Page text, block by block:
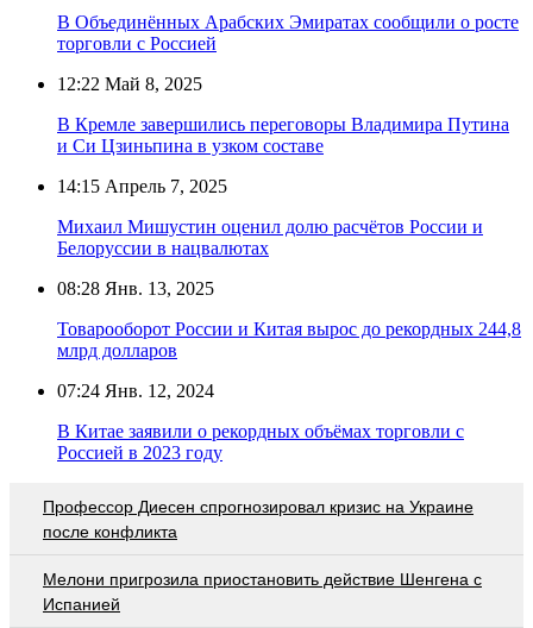
В Объединённых Арабских Эмиратах сообщили о росте
торговли с Россией
12:22 Май 8, 2025
В Кремле завершились переговоры Владимира Путина
и Си Цзиньпина в узком составе
14:15 Апрель 7, 2025
Михаил Мишустин оценил долю расчётов России и
Белоруссии в нацвалютах
08:28 Янв. 13, 2025
Товарооборот России и Китая вырос до рекордных 244,8
млрд долларов
07:24 Янв. 12, 2024
В Китае заявили о рекордных объёмах торговли с
Россией в 2023 году
Профессор Диесен спрогнозировал кризис на Украине
после конфликта
Мелони пригрозила приостановить действие Шенгена с
Испанией